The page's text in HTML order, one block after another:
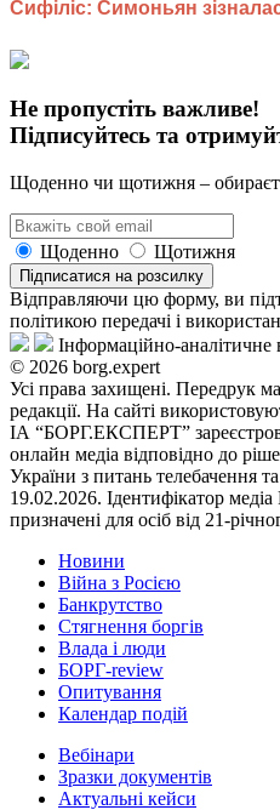
Не пропустіть важливе!
Підписуйтесь та
Щоденно чи щотижня –
Щоденно Щотижня
Підписатися на розсилку
Відправляючи цю форму, ви
політикою передачі і
Інформаційно-аналітичне
© 2026 borg.expert
Усі права захищені. Передрук
редакції. На сайті
ІА “БОРГ.ЕКСПЕРТ”
онлайн медіа відповідно до
України з питань телебачення
19.02.2026. Ідентифікатор
призначені для осіб від 21-
Новини
Війна з Росією
Банкрутство
Стягнення боргiв
Влада i люди
БОРГ-review
Опитування
Календар подій
Вебінари
Зразки документів
Актуальні кейси